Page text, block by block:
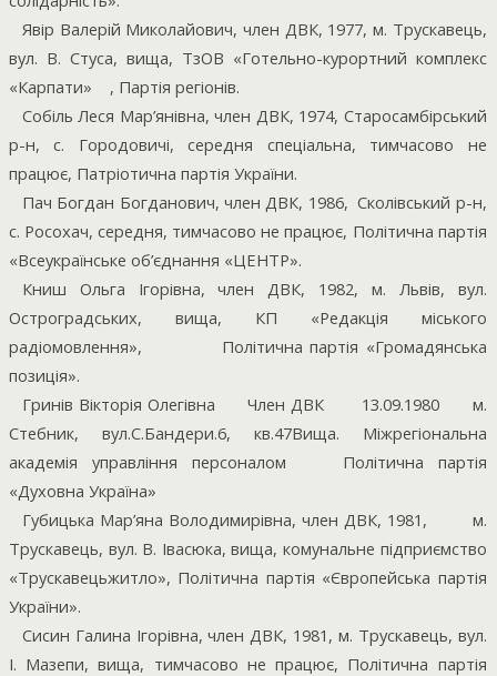
Явір Валерій Миколайович, член ДВК, 1977, м. Трускавець,
вул. В. Стуса, вища, ТзОВ «Готельно-курортний комплекс
«Карпати»
, Партія регіонів.
Собіль Леся Мар’янівна, член ДВК, 1974, Старосамбірський
р-н, с. Городовичі, середня спеціальна, тимчасово не
працює, Патріотична партія України.
Пач Богдан Богданович, член ДВК, 1986, Сколівський р-н,
с. Росохач, середня, тимчасово не працює, Політична партія
«Всеукраїнське об’єднання «ЦЕНТР».
Книш Ольга Ігорівна, член ДВК, 1982, м. Львів, вул.
Остроградських, вища, КП «Редакція міського
радіомовлення»,
Політична партія «Громадянська
позиція».
Гринів Вікторія Олегівна
Член ДВК 13.09.1980
м.
Стебник, вул.С.Бандери.6, кв.47Вища. Міжрегіональна
академія управління персоналом
Політична партія
«Духовна Україна»
Губицька Мар’яна Володимирівна, член ДВК, 1981,
м.
Трускавець, вул. В. Івасюка, вища, комунальне підприємство
«Трускавецьжитло», Політична партія «Європейська партія
України».
Сисин Галина Ігорівна, член ДВК, 1981, м. Трускавець, вул.
І. Мазепи, вища, тимчасово не працює, Політична партія